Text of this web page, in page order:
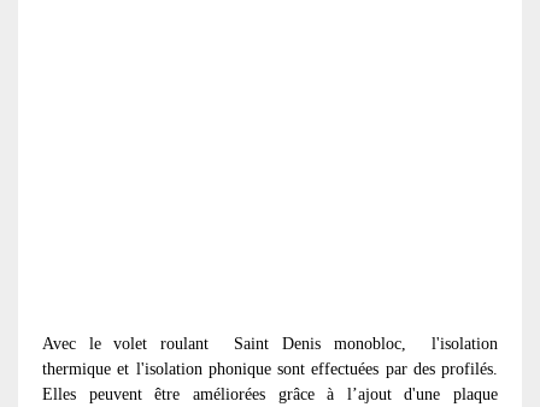
Avec le volet roulant
Saint Denis monobloc, l'isolation
thermique et l'isolation phonique sont effectuées par des profilés.
Elles peuvent être améliorées grâce à l’ajout d'une plaque